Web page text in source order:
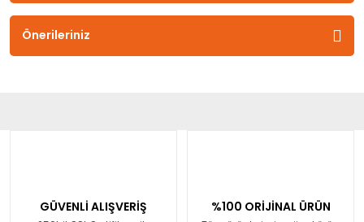
Önerileriniz
GÜVENLİ ALIŞVERİŞ %100 ORİJİNAL ÜRÜN